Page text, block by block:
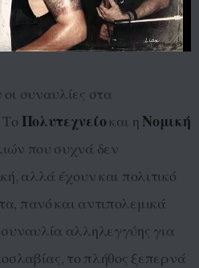
συναυλίες στα
Πολυτεχνείοκαι η Νομική
που συχνά δεν
αλλά έχουν και πολιτικό
πανό και αντιπολεμικά
αλληλεγγύης για
το πλήθος ξεπερνά